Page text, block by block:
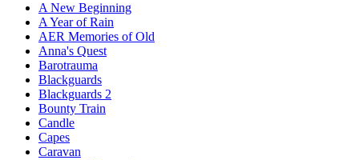
A New Beginning
A Year of Rain
AER Memories of Old
Anna's Quest
Barotrauma
Blackguards
Blackguards 2
Bounty Train
Candle
Capes
Caravan